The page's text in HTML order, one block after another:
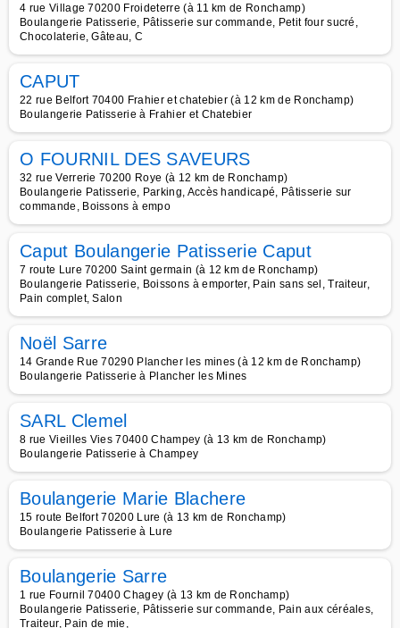
4 rue Village 70200 Froideterre (à 11 km de Ronchamp)
Boulangerie Patisserie, Pâtisserie sur commande, Petit four sucré,
Chocolaterie, Gâteau, C
CAPUT
22 rue Belfort 70400 Frahier et chatebier (à 12 km de Ronchamp)
Boulangerie Patisserie à Frahier et Chatebier
O FOURNIL DES SAVEURS
32 rue Verrerie 70200 Roye (à 12 km de Ronchamp)
Boulangerie Patisserie, Parking, Accès handicapé, Pâtisserie sur
commande, Boissons à empo
Caput Boulangerie Patisserie Caput
7 route Lure 70200 Saint germain (à 12 km de Ronchamp)
Boulangerie Patisserie, Boissons à emporter, Pain sans sel, Traiteur,
Pain complet, Salon
Noël Sarre
14 Grande Rue 70290 Plancher les mines (à 12 km de Ronchamp)
Boulangerie Patisserie à Plancher les Mines
SARL Clemel
8 rue Vieilles Vies 70400 Champey (à 13 km de Ronchamp)
Boulangerie Patisserie à Champey
Boulangerie Marie Blachere
15 route Belfort 70200 Lure (à 13 km de Ronchamp)
Boulangerie Patisserie à Lure
Boulangerie Sarre
1 rue Fournil 70400 Chagey (à 13 km de Ronchamp)
Boulangerie Patisserie, Pâtisserie sur commande, Pain aux céréales,
Traiteur, Pain de mie,